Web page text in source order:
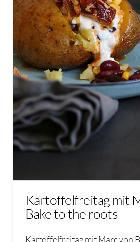
Kartoffelfreitag mit
Bake to the roots
Kartoffelfreitag mit Marc von